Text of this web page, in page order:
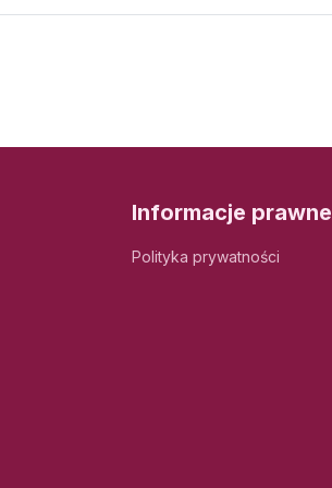
Informacje prawne
Polityka prywatności